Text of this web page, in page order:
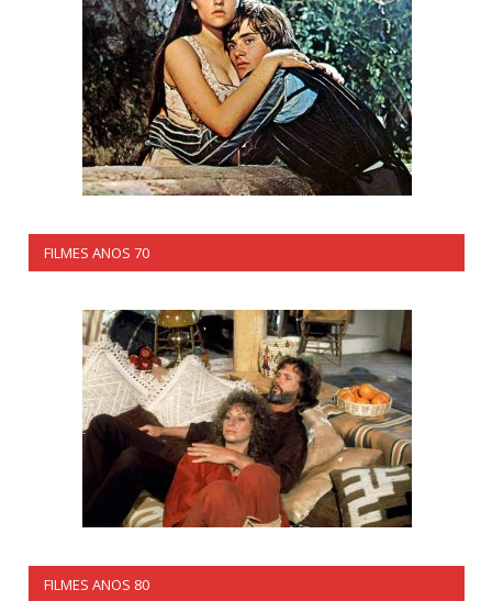
FILMES ANOS 70
FILMES ANOS 80